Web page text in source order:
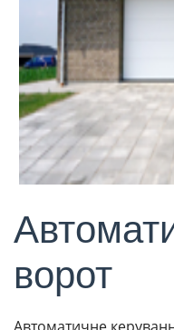
ворот
Автоматичне